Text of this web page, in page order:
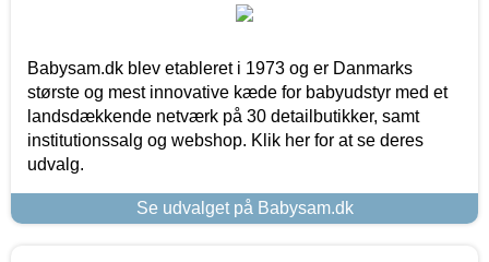
Babysam.dk blev etableret i 1973 og er Danmarks
største og mest innovative kæde for babyudstyr med et
landsdækkende netværk på 30 detailbutikker, samt
institutionssalg og webshop. Klik her for at se deres
udvalg.
Se udvalget på Babysam.dk